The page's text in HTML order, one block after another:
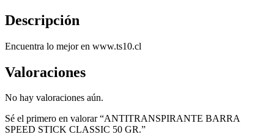
cantidad
Descripción
Encuentra lo mejor en www.ts10.cl
Valoraciones
No hay valoraciones aún.
Sé el primero en valorar “ANTITRANSPIRANTE BARRA
SPEED STICK CLASSIC 50 GR.”